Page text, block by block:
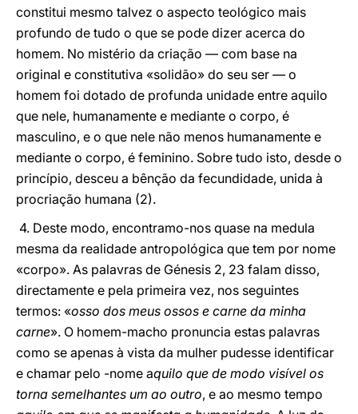
constitui mesmo talvez o aspecto teológico mais
profundo de tudo o que se pode dizer acerca do
homem. No mistério da criação — com base na
original e constitutiva «solidão» do seu ser — o
homem foi dotado de profunda unidade entre aquilo
que nele, humanamente e mediante o corpo, é
masculino, e o que nele não menos humanamente e
mediante o corpo, é feminino. Sobre tudo isto, desde o
princípio, desceu a bênção da fecundidade, unida à
procriação humana (2).
4. Deste modo, encontramo-nos quase na medula
mesma da realidade antropológica que tem por nome
«corpo». As palavras de Génesis 2, 23 falam disso,
directamente e pela primeira vez, nos seguintes
termos: «osso dos meus ossos e carne da minha
carne». O homem-macho pronuncia estas palavras
como se apenas à vista da mulher pudesse identificar
e chamar pelo -nome aquilo que de modo visível os
torna semelhantes um ao outro, e ao mesmo tempo